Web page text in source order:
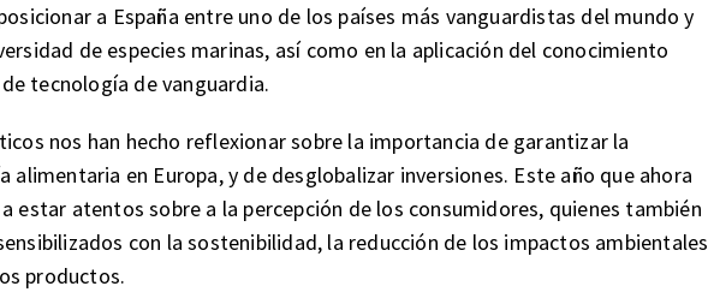
a España entre uno de los países más vanguardistas del mundo y
de especies marinas, así como en la aplicación del conocimiento
tecnología de vanguardia.
nos han hecho reflexionar sobre la importancia de garantizar la
alimentaria en Europa, y de desglobalizar inversiones. Este año que ahora
estar atentos sobre a la percepción de los consumidores, quienes también
con la sostenibilidad, la reducción de los impactos ambientales
productos.